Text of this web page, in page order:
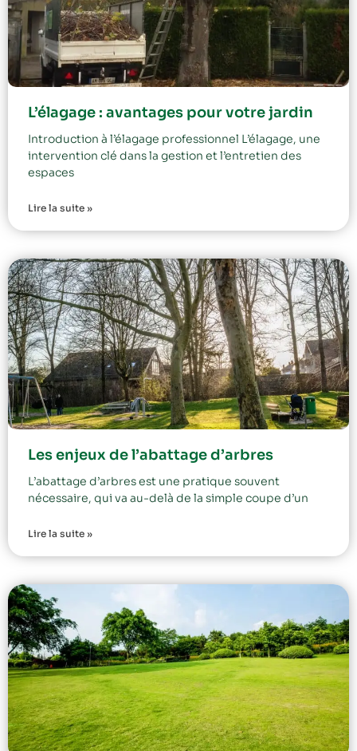
L’élagage : avantages pour votre jardin
Introduction à l’élagage professionnel L’élagage, une
intervention clé dans la gestion et l’entretien des
espaces
Lire la suite »
Les enjeux de l’abattage d’arbres
L’abattage d’arbres est une pratique souvent
nécessaire, qui va au-delà de la simple coupe d’un
Lire la suite »